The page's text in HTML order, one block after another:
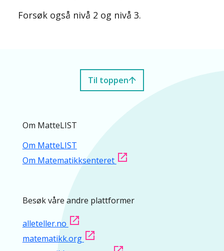
Forsøk også nivå 2 og nivå 3.
Til toppen
Om MatteLIST
Om MatteLIST
Om Matematikksenteret
Besøk våre andre plattformer
alleteller.no
matematikk.org